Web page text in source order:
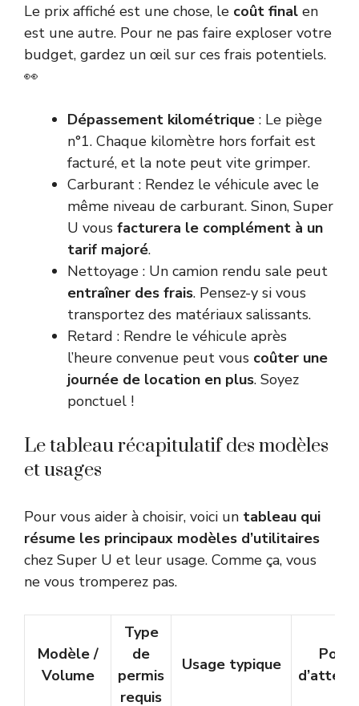
Le prix affiché est une chose, le coût final en
est une autre. Pour ne pas faire exploser votre
budget, gardez un œil sur ces frais potentiels.
👀
Dépassement kilométrique : Le piège
n°1. Chaque kilomètre hors forfait est
facturé, et la note peut vite grimper.
Carburant : Rendez le véhicule avec le
même niveau de carburant. Sinon, Super
U vous facturera le complément à un
tarif majoré.
Nettoyage : Un camion rendu sale peut
entraîner des frais. Pensez-y si vous
transportez des matériaux salissants.
Retard : Rendre le véhicule après
l’heure convenue peut vous coûter une
journée de location en plus. Soyez
ponctuel !
Le tableau récapitulatif des modèles
et usages
Pour vous aider à choisir, voici un tableau qui
résume les principaux modèles d’utilitaires
chez Super U et leur usage. Comme ça, vous
ne vous tromperez pas.
Modèle /
Volume
Type
de
permis
requis
Usage typique
Point